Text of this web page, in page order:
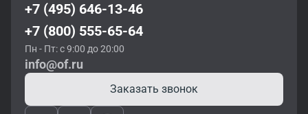
+7 (495) 646-13-46
+7 (800) 555-65-64
Пн - Пт: с 9:00 до 20:00
info@of.ru
Заказать звонок